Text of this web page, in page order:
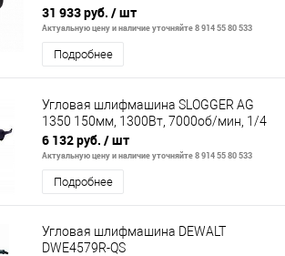
AFT, тормоз, защ. от непр. пуска
31 933 руб. / шт
Актуальную цену и наличие уточняйте 8 914 55 80 533
Подробнее
Угловая шлифмашина SLOGGER AG
1350 150мм, 1300Вт, 7000об/мин, 1/4
6 132 руб. / шт
Актуальную цену и наличие уточняйте 8 914 55 80 533
Подробнее
Угловая шлифмашина DEWALT
DWE4579R-QS